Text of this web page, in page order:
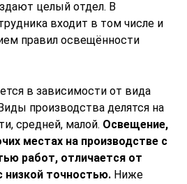
целый отдел. В
входит в том числе и
правил освещённости
в зависимости от вида
производства делятся на
средней, малой. Освещение,
местах на производстве с
работ, отличается от
низкой точностью. Ниже